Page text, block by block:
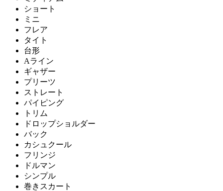
ショート
ミニ
フレア
タイト
台形
Aライン
ギャザー
プリーツ
ストレート
パイピング
トリム
ドロップショルダー
バック
カシュクール
フリンジ
ドルマン
シンプル
巻きスカート